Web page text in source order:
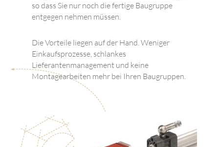
so dass Sie nur noch die fertige Baugruppe
entgegen nehmen müssen.
Die Vorteile liegen auf der Hand. Weniger
Einkaufsprozesse, schlankes
Lieferantenmanagement und keine
Montagearbeiten mehr bei Ihren Baugruppen.